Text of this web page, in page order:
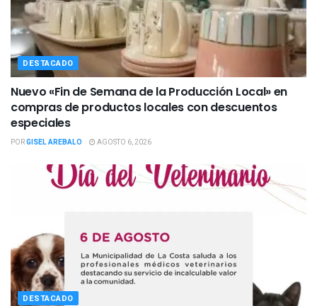
DESTACADO
Nuevo «Fin de Semana de la Producción Local» en
compras de productos locales con descuentos
especiales
PORGISEL AREBALO AGOSTO 6, 2026
DESTACADO